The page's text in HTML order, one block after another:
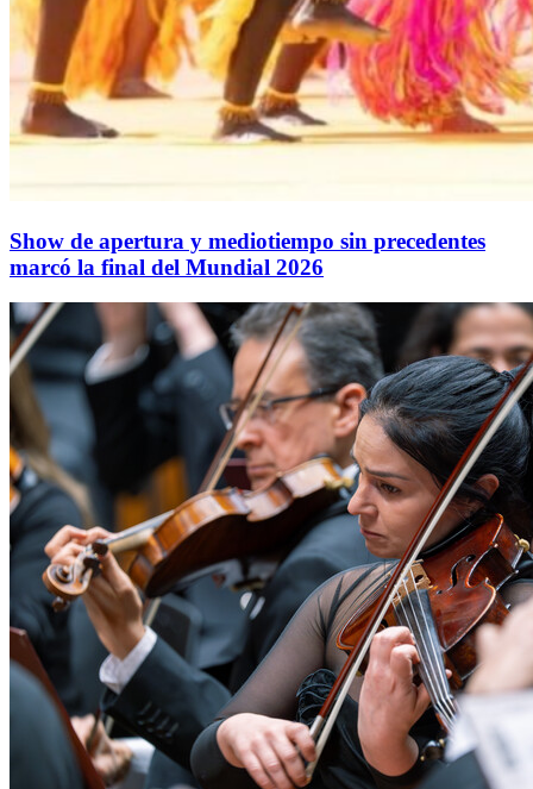
Show de apertura y mediotiempo sin precedentes
marcó la final del Mundial 2026